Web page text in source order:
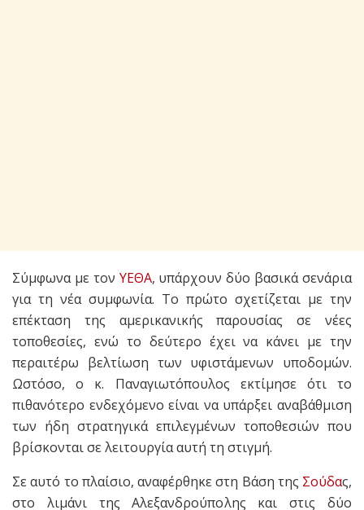
Σύμφωνα με τον ΥΕΘΑ, υπάρχουν δύο βασικά σενάρια
για τη νέα συμφωνία. Το πρώτο σχετίζεται με την
επέκταση της αμερικανικής παρουσίας σε νέες
τοποθεσίες, ενώ το δεύτερο έχει να κάνει με την
περαιτέρω βελτίωση των υφιστάμενων υποδομών.
Ωστόσο, ο κ. Παναγιωτόπουλος εκτίμησε ότι το
πιθανότερο ενδεχόμενο είναι να υπάρξει αναβάθμιση
των ήδη στρατηγικά επιλεγμένων τοποθεσιών που
βρίσκονται σε λειτουργία αυτή τη στιγμή.
Σε αυτό το πλαίσιο, αναφέρθηκε στη Βάση της Σούδας,
στο λιμάνι της Αλεξανδρούπολης και στις δύο